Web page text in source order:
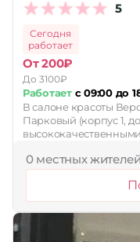
5
Сегодня
работает
От 200₽
До 3100₽
Работаетс 09:00 до
В салоне красоты
Парковый (корпус 1,
0 местных